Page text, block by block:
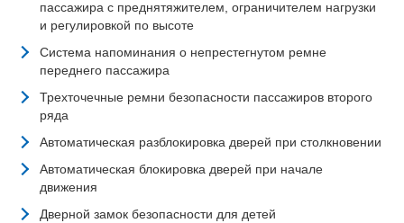
пассажира с преднятяжителем, ограничителем нагрузки
и регулировкой по высоте
Система напоминания о непрестегнутом ремне
переднего пассажира
Трехточечные ремни безопасности пассажиров второго
ряда
Автоматическая разблокировка дверей при столкновении
Автоматическая блокировка дверей при начале
движения
Дверной замок безопасности для детей